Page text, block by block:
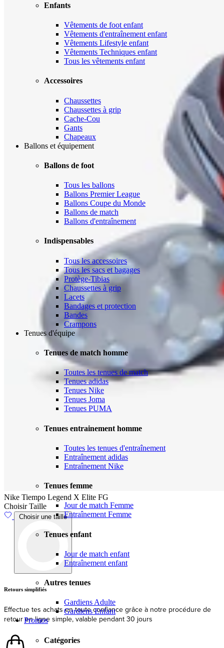
Enfants
Vêtements de foot enfant
Vêtements d'entraînement enfant
Vêtements Lifestyle enfant
Vêtements Techniques enfant
Tous les vêtements enfant
Accessoires
Chaussettes
Chaussettes à grip
Cache-Cou
Gants
Chapeaux
Ballons et équipement
Ballons de foot
Tous les ballons
Ballons Premier League
Ballons Coupe du Monde
Ballons de match
Ballons d'entraînement
Indispensables
Tous les accessoires
Tous les sacs et bagages
Protège-Tibias
Chaussettes à grip
Lacets
Bandages et protection
Bandes
Crampons
Tenues d'équipe
Tenues de match homme
Toutes les tenues de match
Tenues adidas
Tenues Nike
Tenues Joma
Tenues PUMA
Tenues entrainement homme
Toutes les tenues d'entraînement
Entraînement adidas
Entraînement Nike
Tenues femme
Jour de match Femme
Entraînement Femme
Tenues enfant
Jour de match enfant
Entraînement enfant
Autres tenues
Gardiens Adulte
Gardiens Enfant
Promos
Catégories
Nike Tiempo Legend X Elite FG
Choisir Taille
Choisir une taille
Livraison
Expédition et livraison rapides depuis l'UE